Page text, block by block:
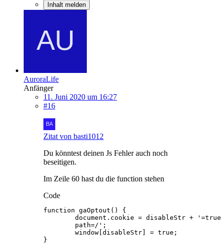
Inhalt melden
AuroraLife
Anfänger
11. Juni 2020 um 16:27
#16
Zitat von basti1012
Du könntest deinen Js Fehler auch noch
beseitigen.
Im Zeile 60 hast du die function stehen
Code
}